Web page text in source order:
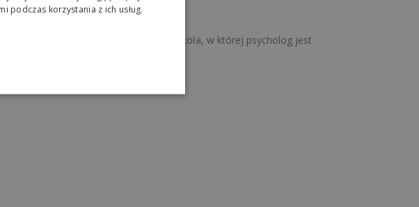
pedagogiczne. To jest szkoła, w której psycholog jest
podczas korzystania z ich usług.